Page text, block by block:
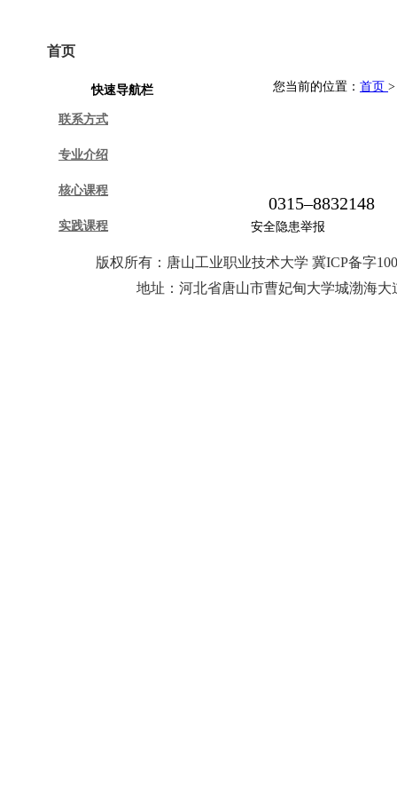
首页
快速导航栏
联系方式
专业介绍
核心课程
实践课程
您当前的位置： 首页
0315–8832148
安全隐患举报
版权所有：唐山工业职业技术大学 冀ICP备字
地址：河北省唐山市曹妃甸大学城渤海大